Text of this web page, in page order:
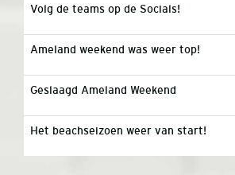
Volg de teams op de Socials!
Ameland weekend was weer top!
Geslaagd Ameland Weekend
Het beachseizoen weer van start!